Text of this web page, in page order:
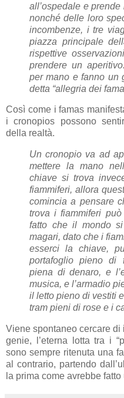
all’ospedale e
nonché delle loro
incombenze, i tre
piazza principale
rispettive
prendere un
per mano e fanno un
detta “allegria dei
Così come i famas
i cronopios possono
della realtà.
Un cronopio va ad
mettere la mano
chiave si trova
fiammiferi, allora
comincia a pensare
trova i fiammiferi può
fatto che il mondo
magari, dato che i
esserci la chiave,
portafoglio pieno di
piena di denaro, e
musica, e l’armadio
il letto pieno di vestiti
tram pieni di rose e i
Viene spontaneo cercare
genie, l’eterna lotta tra i
sono sempre ritenuta una
al contrario, partendo
la prima come avrebbe